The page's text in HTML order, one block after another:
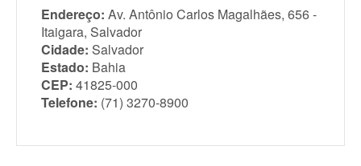
Endereço: Av. Antônio Carlos Magalhães, 656 -
Itaigara, Salvador
Cidade: Salvador
Estado: Bahia
CEP: 41825-000
Telefone: (71) 3270-8900